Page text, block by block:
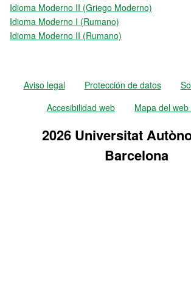
Idioma Moderno II (Griego Moderno)
Idioma Moderno I (Rumano)
Idioma Moderno II (Rumano)
Aviso legal Protección de datos
Accesibilidad web
Mapa del web
2026 Universitat
Barcelona